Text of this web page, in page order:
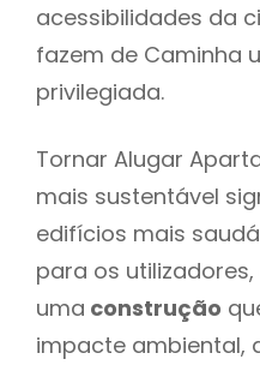
acessibilidades da
fazem de Caminha
privilegiada.
Tornar Alugar
mais sustentável
edifícios mais
para os
uma construção
impacte ambiental,